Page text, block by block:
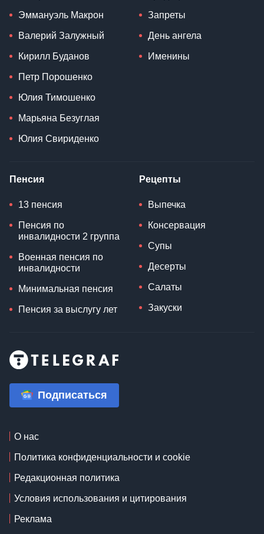
Эммануэль Макрон
Валерий Залужный
Кирилл Буданов
Петр Порошенко
Юлия Тимошенко
Марьяна Безуглая
Юлия Свириденко
Запреты
День ангела
Именины
Пенсия
13 пенсия
Пенсия по
инвалидности 2 группа
Военная пенсия по
инвалидности
Минимальная пенсия
Пенсия за выслугу лет
Рецепты
Выпечка
Консервация
Супы
Десерты
Салаты
Закуски
Подписаться
О нас
Политика конфиденциальности и cookie
Редакционная политика
Условия использования и цитирования
Реклама